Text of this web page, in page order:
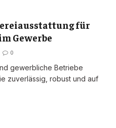
für
Gewerbe
0
gewerbliche Betriebe
zuverlässig, robust und auf